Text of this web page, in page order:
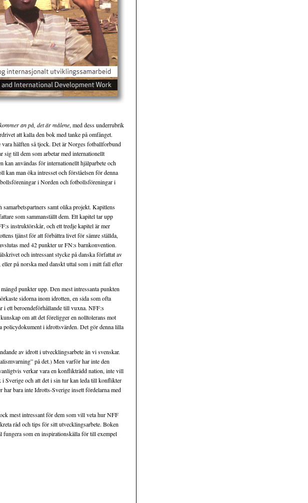
an på, det är målene, med dess underrubrik
att kalla den bok med tanke på omfånget.
hälften så tjock. Det är Norges fotballforbund
till dem som arbetar med internationellt
användas för internationellt hjälparbete och
kan man öka intresset och förståelsen för denna
i Norden och fotbollsföreningar i
samt olika projekt. Kapitlens
som sammanställt dem. Ett kapitel tar upp
instruktörskår, och ett tredje kapitel är mer
tjänst för att förbättra livet för sämre ställda,
med 42 punkter ur FN:s barnkonvention.
och intressant stycke på danska författat av
på norska med danskt uttal som i mitt fall efter
punkter upp. Den mest intressanta punkten
sidorna inom idrotten, en sida som ofta
i ett beroendeförhållande till vuxna. NFF:s
om att det föreligger en nolltolerans mot
policydokument i idrottsvärden. Det gör denna lilla
av idrott i utvecklingsarbete än vi svenskar.
på det.) Men varför har inte den
verkar vara en konflikträdd nation, inte vill
Sverige och att det i sin tur kan leda tillkonflikter
har bara inte Idrotts-Sverige insett fördelarna med
mest intressant för dem som vill veta hur NFF
råd och tips för sitt utvecklingsarbete. Boken
fungera som en inspirationskälla för till exempel